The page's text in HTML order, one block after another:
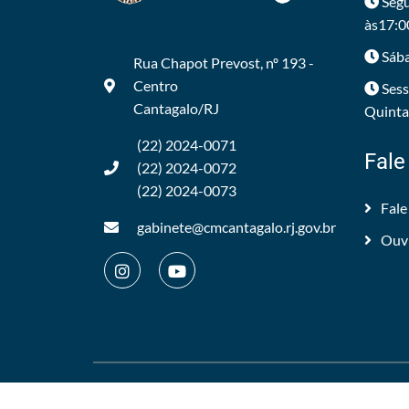
Rua Chapot Prevost, nº 193 -
Centro
Cantagalo/RJ
(22) 2024-0071
(22) 2024-0072
(22) 2024-0073
gabinete@cmcantagalo.rj.gov.br